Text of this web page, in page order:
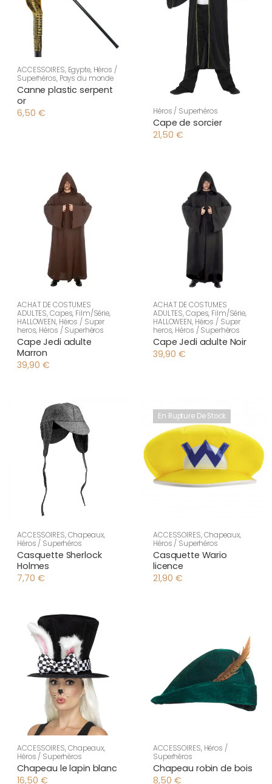
ACCESSOIRES, Egypte, Héros /
Superhéros, Pays du monde
Canne plastic serpent
or
6,50 € Héros / Superhéros
Cape de sorcier
21,50 €
ACHAT DE COSTUMES
ADULTES,Capes, Film/Série,
HALLOWEEN, Héros / Super
heros, Héros / Superhéros
Cape Jedi adulte
Marron
39,90 €
ACHAT DE COSTUMES
ADULTES,Capes, Film/Série,
HALLOWEEN, Héros / Super
heros, Héros / Superhéros
Cape Jedi adulte Noir
39,90 €
ACCESSOIRES,Chapeaux,
Héros / Superhéros
Casquette Sherlock
Holmes
7,70 €
En Rupture De Stock
ACCESSOIRES,Chapeaux,
Héros / Superhéros
Casquette Wario
licence
21,90 €
ACCESSOIRES,Chapeaux,
Héros / Superhéros
Chapeau le lapin blanc
16,50 €
ACCESSOIRES, Héros /
Superhéros
Chapeau robin de bois
8,50 €